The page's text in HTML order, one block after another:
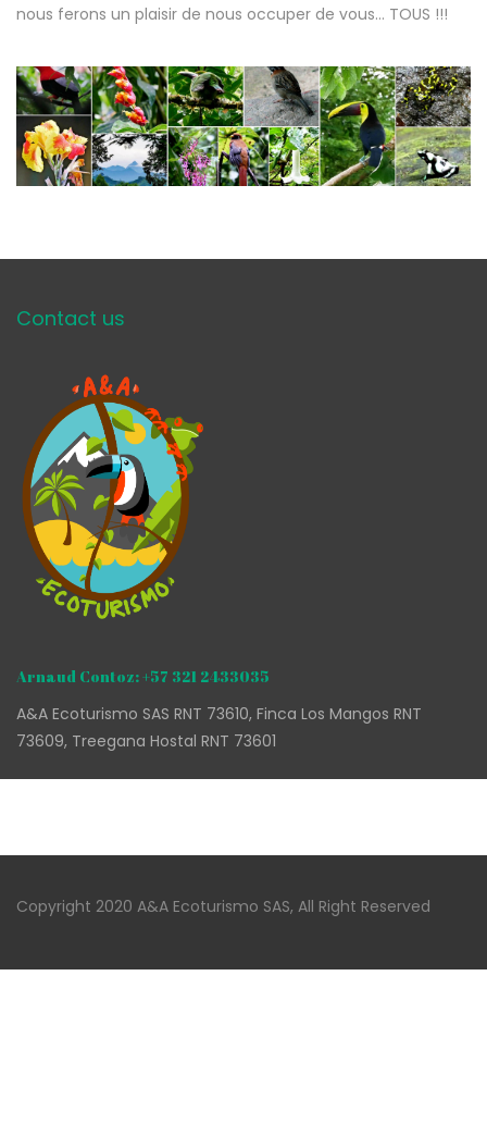
nous ferons un plaisir de nous occuper de vous… TOUS !!!
Contact us
Arnaud Contoz: +57 321 2433035
A&A Ecoturismo SAS RNT 73610, Finca Los Mangos RNT
73609, Treegana Hostal RNT 73601
Copyright 2020 A&A Ecoturismo SAS, All Right Reserved